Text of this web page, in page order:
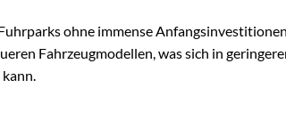
ohne immense Anfangsinvestitionen.
Fahrzeugmodellen, was sich in